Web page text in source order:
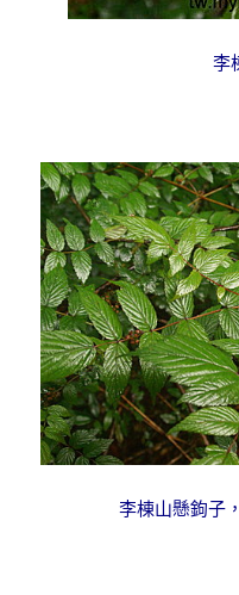
李
李棟山懸鉤子